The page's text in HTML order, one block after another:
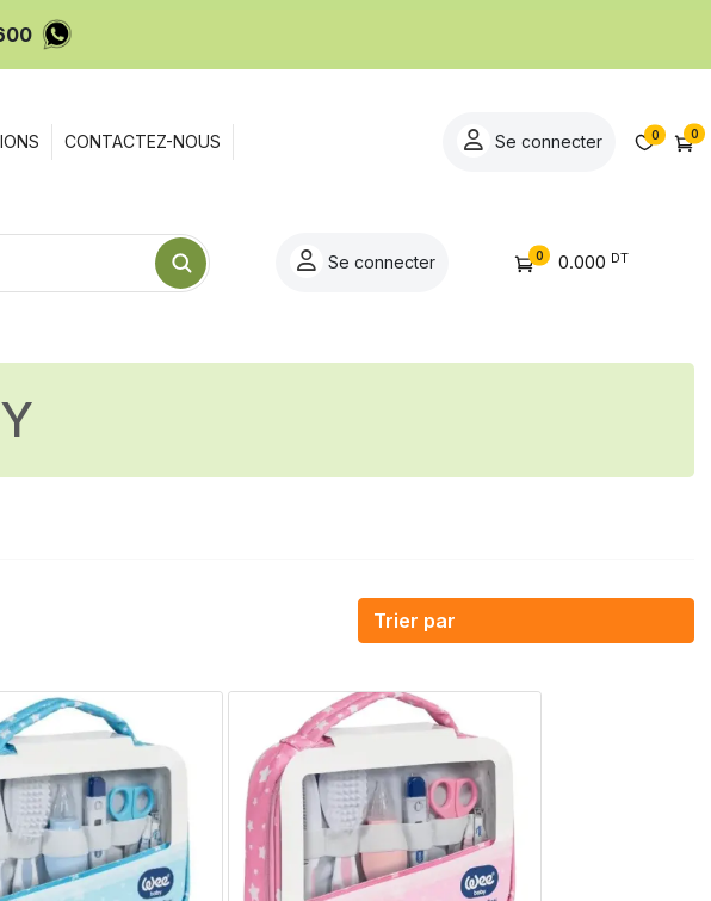
CONTACTEZ-NOUS Se connecter 0 0
Se connecter 0 0.000 DT